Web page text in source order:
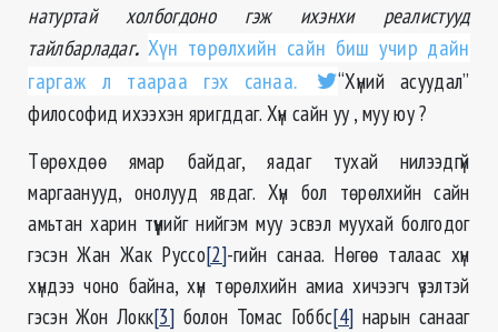
натуртай холбогдоно гэж ихэнхи реалистууд
тайлбарладаг. Хүн төрөлхийн сайн биш учир дайн
гаргаж л таараа гэх санаа.
“Хүний асуудал”
философид ихээхэн яригддаг. Хүн сайн уу , муу юу ?
Төрөхдөө ямар байдаг, яадаг тухай нилээдгүй
маргаанууд, онолууд явдаг. Хүн бол төрөлхийн сайн
амьтан харин түүнийг нийгэм муу эсвэл муухай болгодог
гэсэн Жан Жак Руссо[2]-гийн санаа. Нөгөө талаас хүн
хүндээ чоно байна, хүн төрөлхийн амиа хичээгч үзэлтэй
гэсэн Жон Локк[3] болон Томас Гоббс[4] нарын санааг